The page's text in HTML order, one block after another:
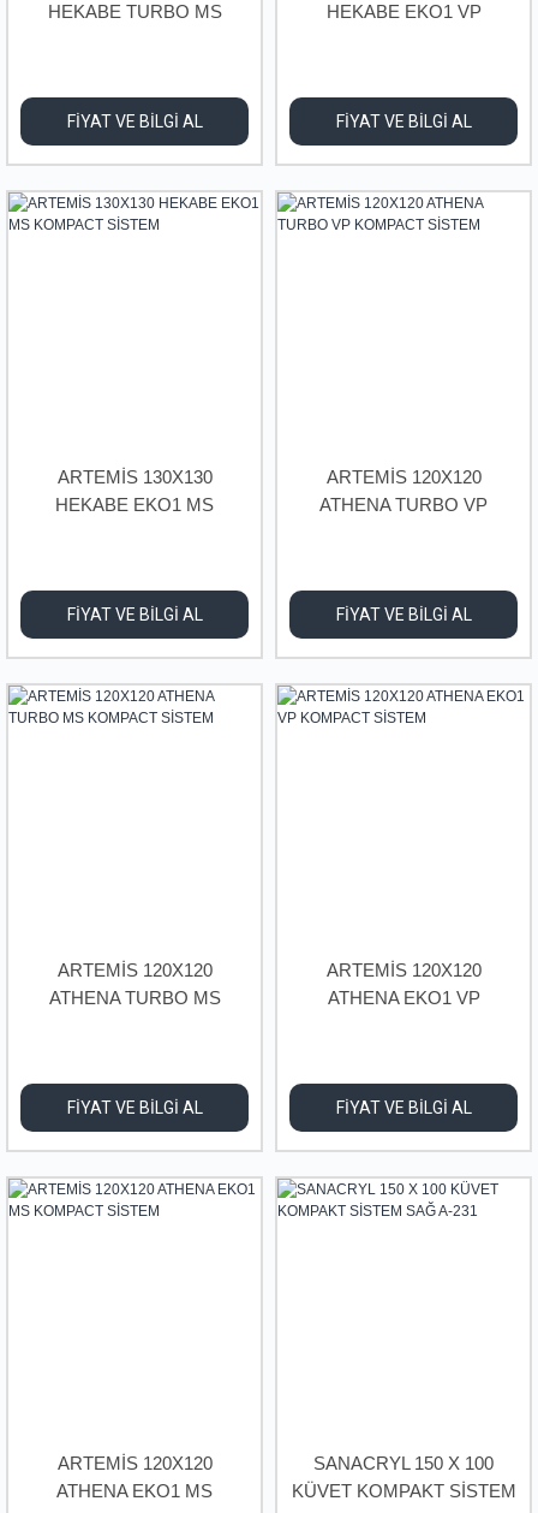
HEKABE TURBO MS
FİYAT VE BİLGİ AL
HEKABE EKO1 VP
FİYAT VE BİLGİ AL
ARTEMİS 130X130
HEKABE EKO1 MS
FİYAT VE BİLGİ AL
ARTEMİS 120X120
ATHENA TURBO VP
FİYAT VE BİLGİ AL
ARTEMİS 120X120
ATHENA TURBO MS
FİYAT VE BİLGİ AL
ARTEMİS 120X120
ATHENA EKO1 VP
FİYAT VE BİLGİ AL
ARTEMİS 120X120
ATHENA EKO1 MS
SANACRYL 150 X 100
KÜVET KOMPAKT SİSTEM